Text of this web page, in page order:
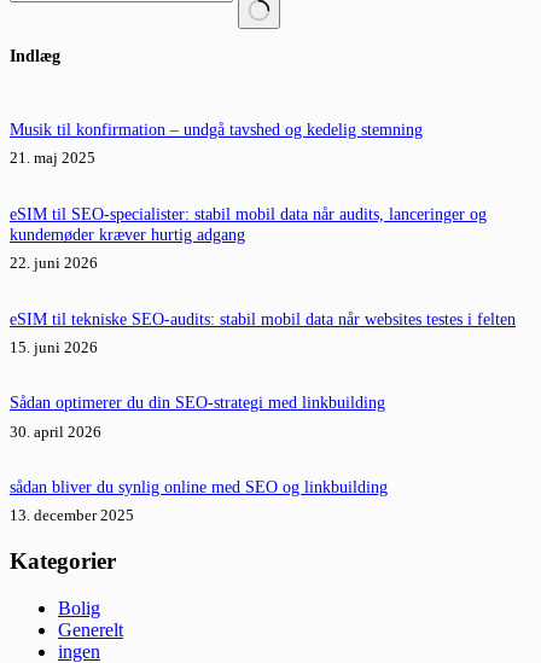
resultater
Indlæg
Musik til konfirmation – undgå tavshed og kedelig stemning
21. maj 2025
eSIM til SEO-specialister: stabil mobil data når audits, lanceringer og
kundemøder kræver hurtig adgang
22. juni 2026
eSIM til tekniske SEO-audits: stabil mobil data når websites testes i felten
15. juni 2026
Sådan optimerer du din SEO-strategi med linkbuilding
30. april 2026
sådan bliver du synlig online med SEO og linkbuilding
13. december 2025
Kategorier
Bolig
Generelt
ingen